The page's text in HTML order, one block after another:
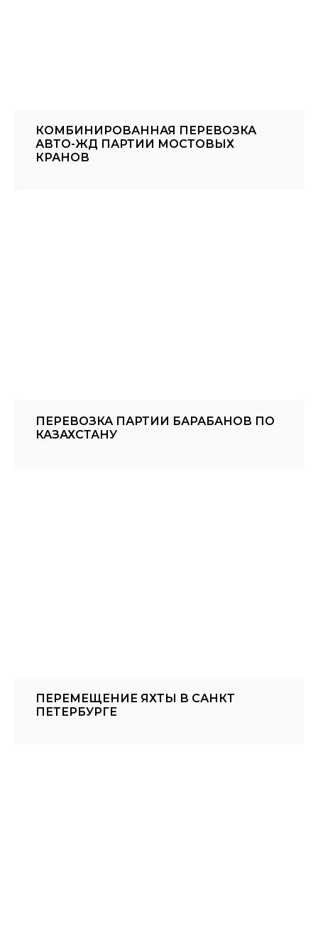
КОМБИНИРОВАННАЯ ПЕРЕВОЗКА
АВТО-ЖД ПАРТИИ МОСТОВЫХ
КРАНОВ
ПЕРЕВОЗКА ПАРТИИ БАРАБАНОВ ПО
КАЗАХСТАНУ
ПЕРЕМЕЩЕНИЕ ЯХТЫ В САНКТ
ПЕТЕРБУРГЕ